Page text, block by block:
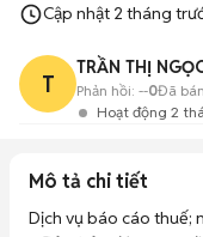
Cập nhật 2 tháng
T
TRẦN THỊ
Hoạt động 2
Phản hồi: --0Đã bán
Mô tả chi tiết
Dịch vụ báo cáo thuế;